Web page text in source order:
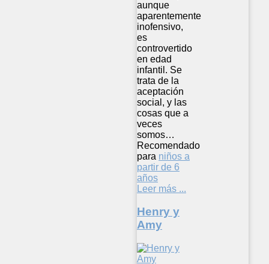
aunque
aparentemente
inofensivo,
es
controvertido
en edad
infantil. Se
trata de la
aceptación
social, y las
cosas que a
veces
somos…
Recomendado
para niños a
partir de 6
años
Leer más ...
Henry y
Amy